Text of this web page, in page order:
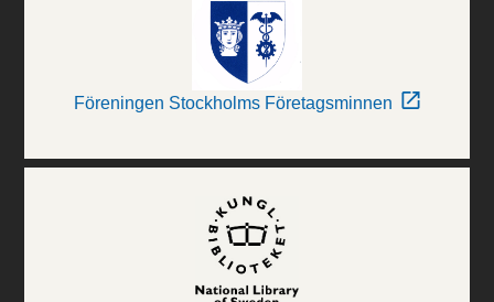
Föreningen Stockholms Företagsminnen